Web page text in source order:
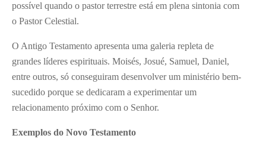
possível quando o pastor terrestre está em plena sintonia com
o Pastor Celestial.
O Antigo Testamento apresenta uma galeria repleta de
grandes líderes espirituais. Moisés, Josué, Samuel, Daniel,
entre outros, só conseguiram desenvolver um ministério bem-
sucedido porque se dedicaram a experimentar um
relacionamento próximo com o Senhor.
Exemplos do Novo Testamento